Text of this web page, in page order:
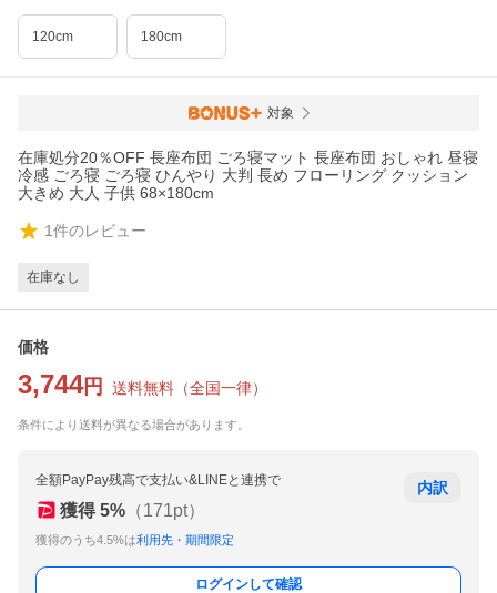
120cm 180cm
対象
在庫処分20％OFF 長座布団 ごろ寝マット 長座布団 おしゃれ 昼寝
冷感 ごろ寝 ごろ寝 ひんやり 大判 長め フローリング クッション
大きめ 大人 子供 68×180cm
1件のレビュー
在庫なし
価格
3,744円 送料無料 （全国一律）
条件により送料が異なる場合があります。
全額PayPay残高で支払い&LINEと連携で
獲得 5% （171pt）
獲得のうち4.5%は利用先・期間限定
内訳
ログインして確認